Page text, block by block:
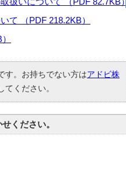
て （PDF 218.2KB）
す。お持ちでない方はアドビ株
ください。
ください。